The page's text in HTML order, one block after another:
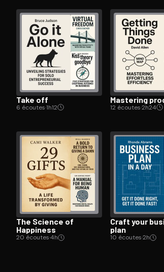
Take off
6 écoutes·1h12
Mastering
12 écoutes·2h24
The Science of
Happiness
20 écoutes·4h
Craft your
plan
10 écoutes·2h